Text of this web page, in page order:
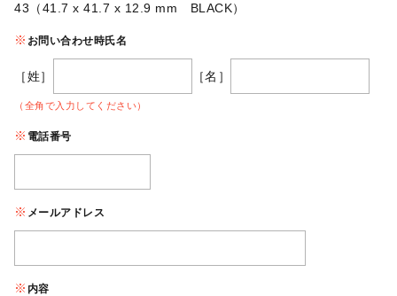
43（41.7 x 41.7 x 12.9 mm BLACK）
お問い合わせ時氏名
［姓］ ［名］
（全角で入力してください）
電話番号
メールアドレス
内容